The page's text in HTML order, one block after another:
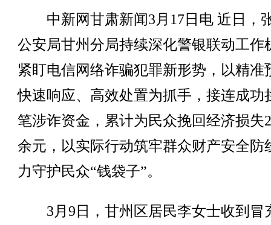
中新网甘肃新闻3月17日电 近日，
公安局甘州分局持续深化警银联动工作
紧盯电信网络诈骗犯罪新形势，以精准
快速响应、高效处置为抓手，接连成功
笔涉诈资金，累计为民众挽回经济损失
余元，以实际行动筑牢群众财产安全防
力守护民众“钱袋子”。
3月9日，甘州区居民李女士收到冒